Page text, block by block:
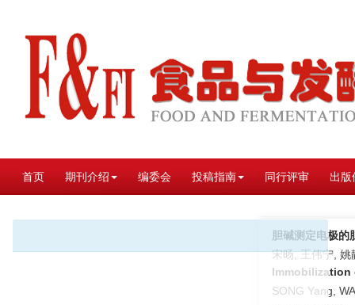
首页 期刊介绍 编委会 投稿指南 同行评审 出版
胆碱测定电极的
宋旸, 王伟宁, 姚
SONG Yang,